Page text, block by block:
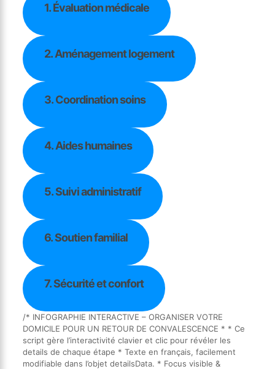
1. Évaluation médicale
2. Aménagement logement
3. Coordination soins
4. Aides humaines
5. Suivi administratif
6. Soutien familial
7. Sécurité et confort
/* INFOGRAPHIE INTERACTIVE – ORGANISER VOTRE
DOMICILE POUR UN RETOUR DE CONVALESCENCE * * Ce
script gère l’interactivité clavier et clic pour révéler les
details de chaque étape * Texte en français, facilement
modifiable dans l’objet detailsData. * Focus visible &